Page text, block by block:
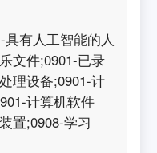
有人工智能的人
文件;0901-已录
理设备;0901-计
计算机软件
置;0908-学习